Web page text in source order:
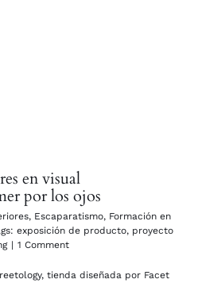
en visual
por los ojos
, Escaparatismo, Formación en
exposición de producto, proyecto
| 1 Comment
tienda diseñada por Facet